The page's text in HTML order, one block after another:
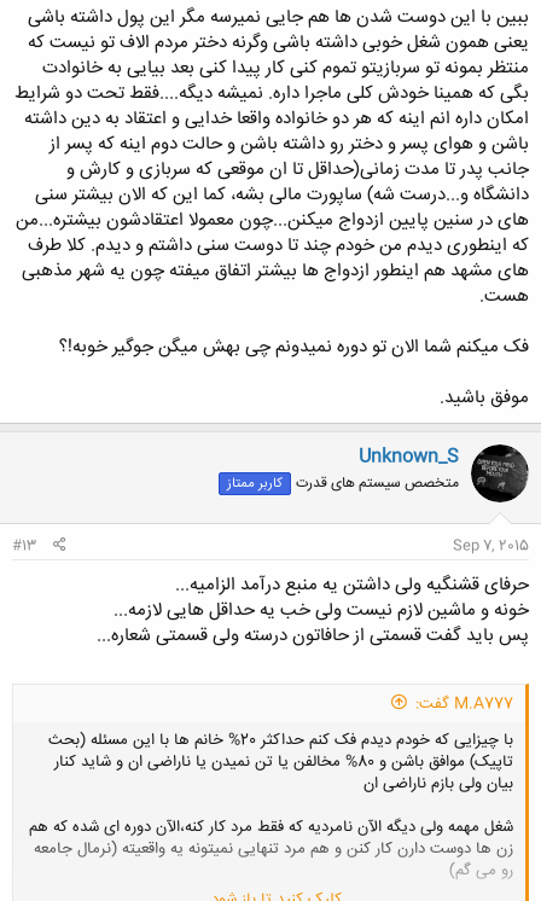
ببین با این دوست شدن ها هم جایی نمیرسه مگر این پول داشته باشی
یعنی همون شغل خوبی داشته باشی وگرنه دختر مردم الاف تو نیست که
منتظر بمونه تو سربازیتو تموم کنی کار پیدا کنی بعد بیایی به خانوادت
بگی که همینا خودش کلی ماجرا داره. نمیشه دیگه....فقط تحت دو شرایط
امکان داره انم اینه که هر دو خانواده واقعا خدایی و اعتقاد به دین داشته
باشن و هوای پسر و دختر رو داشته باشن و حالت دوم اینه که پسر از
جانب پدر تا مدت زمانی(حداقل تا ان موقعی که سربازی و کارش و
دانشگاه و...درست شه) ساپورت مالی بشه، کما این که الان بیشتر سنی
های در سنین پایین ازدواج میکنن...چون معمولا اعتقادشون بیشتره...من
که اینطوری دیدم من خودم چند تا دوست سنی داشتم و دیدم. کلا طرف
های مشهد هم اینطور ازدواج ها بیشتر اتفاق میفته چون یه شهر مذهبی
هست.
فک میکنم شما الان تو دوره نمیدونم چی بهش میگن جوگیر خوبه!؟
موفق باشید.
Unknown_S
متخصص سیستم های قدرت کاربر ممتاز
Sep 7, 2015
#13
حرفای قشنگیه ولی داشتن یه منبع درآمد الزامیه...
خونه و ماشین لازم نیست ولی خب یه حداقل هایی لازمه...
پس باید گفت قسمتی از حافاتون درسته ولی قسمتی شعاره...
M.A777 گفت:
با چیزایی که خودم دیدم فک کنم حداکثر 20% خانم ها با این مسئله (بحث
تاپیک) موافق باشن و 80% مخالفن یا تن نمیدن یا ناراضی ان و شاید کنار
بیان ولی بازم ناراضی ان
شغل مهمه ولی دیگه الآن نامردیه که فقط مرد کار کنه،الآن دوره ای شده که هم
زن ها دوست دارن کار کنن و هم مرد تنهایی نمیتونه یه واقعیته (نرمال جامعه
رو می گم)